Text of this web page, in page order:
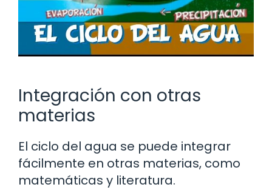
Integración con otras
materias
El ciclo del agua se puede integrar
fácilmente en otras materias, como
matemáticas y literatura.